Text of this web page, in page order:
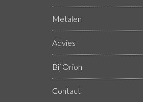
Metalen
Advies
Bij Orion
Contact